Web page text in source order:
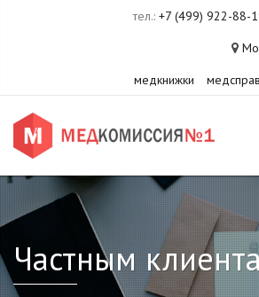
тел.: +7 (499) 922-88-
медкнижки
Частным